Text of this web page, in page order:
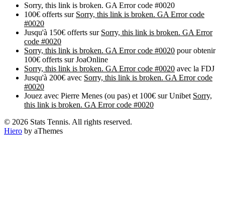
Sorry, this link is broken. GA Error code #0020
100€ offerts sur Sorry, this link is broken. GA Error code
#0020
Jusqu'à 150€ offerts sur Sorry, this link is broken. GA Error
code #0020
Sorry, this link is broken. GA Error code #0020 pour obtenir
100€ offerts sur JoaOnline
Sorry, this link is broken. GA Error code #0020 avec la FDJ
Jusqu'à 200€ avec Sorry, this link is broken. GA Error code
#0020
Jouez avec Pierre Menes (ou pas) et 100€ sur Unibet Sorry,
this link is broken. GA Error code #0020
© 2026 Stats Tennis. All rights reserved.
Hiero by aThemes